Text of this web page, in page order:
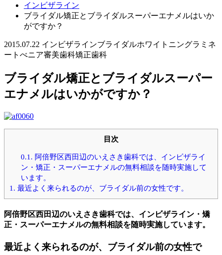
インビザライン
ブライダル矯正とブライダルスーパーエナメルはいか
がですか？
2015.07.22 インビザラインブライダルホワイトニングラミネ
ートべニア審美歯科矯正歯科
ブライダル矯正とブライダルスーパー
エナメルはいかがですか？
目次
0.1. 阿倍野区西田辺のいえさき歯科では、インビザライ
ン・矯正・スーパーエナメルの無料相談を随時実施して
います。
1. 最近よく来られるのが、ブライダル前の女性です。
阿倍野区西田辺のいえさき歯科では、インビザライン・矯
正・スーパーエナメルの無料相談を随時実施しています。
最近よく来られるのが、ブライダル前の女性で